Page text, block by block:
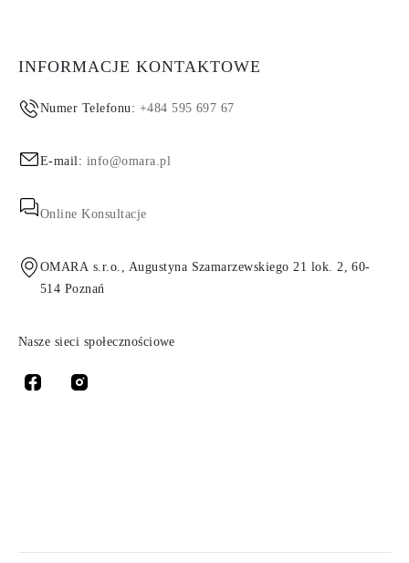
INFORMACJE KONTAKTOWE
Numer Telefonu: +484 595 697 67
E-mail: info@omara.pl
Online Konsultacje
OMARA s.r.o., Augustyna Szamarzewskiego 21 lok. 2, 60-
514 Poznań
Nasze sieci społecznościowe